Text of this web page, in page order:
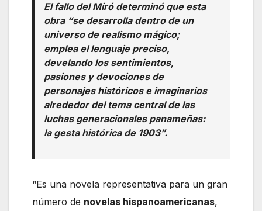
El fallo del Miró determinó que esta
obra “se desarrolla dentro de un
universo de realismo mágico;
emplea el lenguaje preciso,
develando los sentimientos,
pasiones y devociones de
personajes históricos e imaginarios
alrededor del tema central de las
luchas generacionales panameñas:
la gesta histórica de 1903”.
“Es una novela representativa para un gran
número de novelas hispanoamericanas,